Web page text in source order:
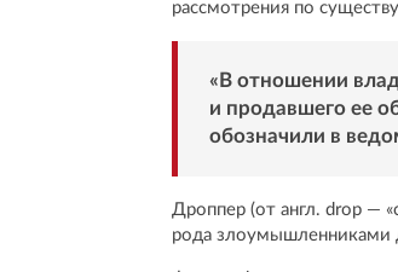
рассмотрения по
«В отношении
и продавшего ее
обозначили в
Дроппер (от англ. drop —
рода злоумышленниками